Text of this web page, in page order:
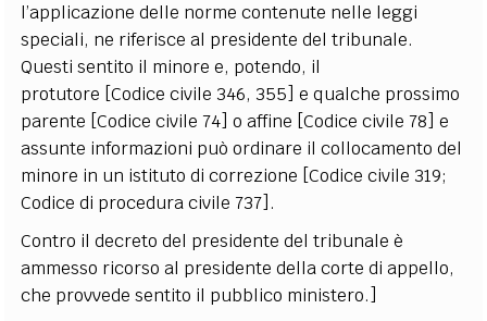
l’applicazione delle norme contenute nelle leggi
speciali, ne riferisce al presidente del tribunale.
Questi sentito il minore e, potendo, il
protutore [Codice civile 346, 355] e qualche prossimo
parente [Codice civile 74] o affine [Codice civile 78] e
assunte informazioni può ordinare il collocamento del
minore in un istituto di correzione [Codice civile 319;
Codice di procedura civile 737].
Contro il decreto del presidente del tribunale è
ammesso ricorso al presidente della corte di appello,
che provvede sentito il pubblico ministero.]